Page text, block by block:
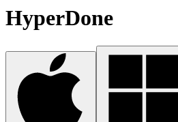
HyperDone